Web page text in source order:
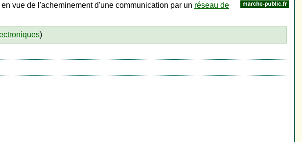
vue de l'acheminement d'une communication par un réseau de
)